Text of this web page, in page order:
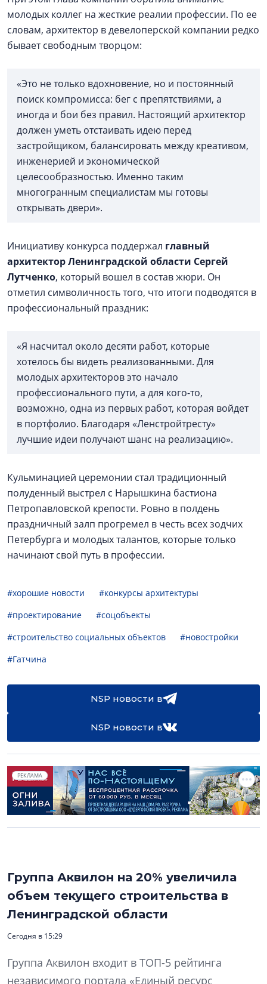
молодых коллег на жесткие реалии профессии. По ее
словам, архитектор в девелоперской компании редко
бывает свободным творцом:
«Это не только вдохновение, но и постоянный
поиск компромисса: бег с препятствиями, а
иногда и бои без правил. Настоящий архитектор
должен уметь отстаивать идею перед
застройщиком, балансировать между креативом,
инженерией и экономической
целесообразностью. Именно таким
многогранным специалистам мы готовы
открывать двери».
Инициативу конкурса поддержал главный
архитектор Ленинградской области Сергей
Лутченко, который вошел в состав жюри. Он
отметил символичность того, что итоги подводятся в
профессиональный праздник:
«Я насчитал около десяти работ, которые
хотелось бы видеть реализованными. Для
молодых архитекторов это начало
профессионального пути, а для кого-то,
возможно, одна из первых работ, которая войдет
в портфолио. Благодаря «Ленстройтресту»
лучшие идеи получают шанс на реализацию».
Кульминацией церемонии стал традиционный
полуденный выстрел с Нарышкина бастиона
Петропавловской крепости. Ровно в полдень
праздничный залп прогремел в честь всех зодчих
Петербурга и молодых талантов, которые только
начинают свой путь в профессии.
#хорошие новости
#конкурсы архитектуры
#проектирование
#соцобъекты
#строительство социальных объектов
#новостройки
#Гатчина
NSP новости в
NSP новости в
РЕКЛАМА
Группа Аквилон на 20% увеличила
объем текущего строительства в
Ленинградской области
Сегодня в 15:29
Группа Аквилон входит в ТОП-5 рейтинга
независимого портала «Единый ресурс